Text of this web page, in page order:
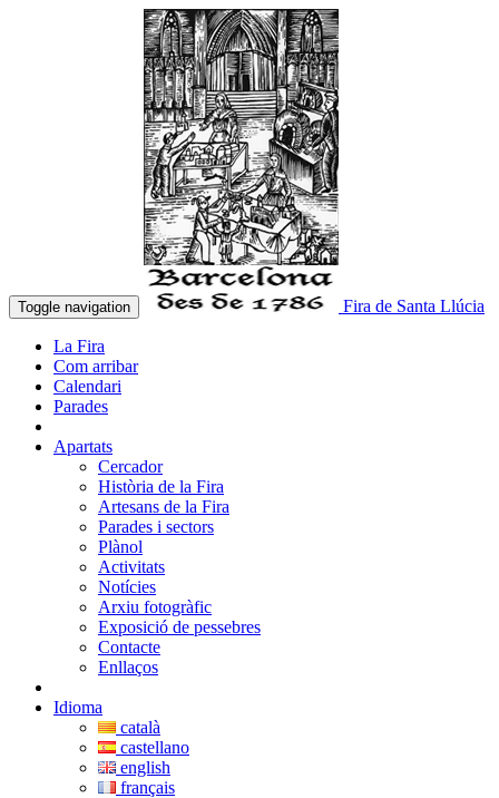
Toggle navigation Fira de Santa Llúcia
La Fira
Com arribar
Calendari
Parades
Apartats
Cercador
Història de la Fira
Artesans de la Fira
Parades i sectors
Plànol
Activitats
Notícies
Arxiu fotogràfic
Exposició de pessebres
Contacte
Enllaços
Idioma
català
castellano
english
français